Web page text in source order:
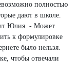
полностью
дают в школе.
Юлия. - Может
к формулировке
было нельзя.
чтобы отвечали